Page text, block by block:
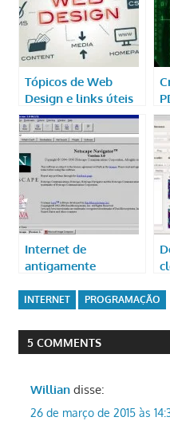
Tópicos de Web
Design e links úteis
Internet de
antigamente
INTERNET PROGRAMAÇÃO
5 COMMENTS
Willian disse:
26 de março de 2015 às